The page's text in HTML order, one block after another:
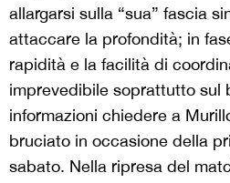
allargarsi sulla “sua” fascia
attaccare la profondità; in
rapidità e la facilità di
imprevedibile soprattutto sul
informazioni chiedere a
bruciato in occasione della
sabato. Nella ripresa del